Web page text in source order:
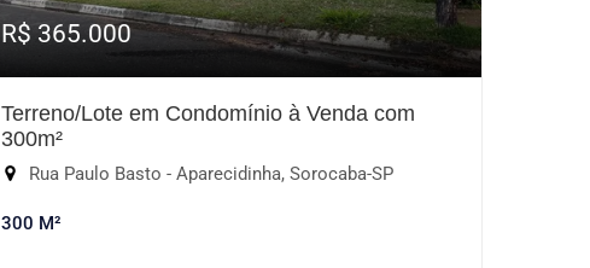
R$ 365.000
Terreno/Lote em Condomínio à Venda com
300m²
Rua Paulo Basto - Aparecidinha, Sorocaba-SP
300 M²